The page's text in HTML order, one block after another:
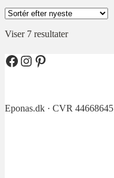
12-14 år
OneSize
Lille
6-7 år
XXXXL
Viser 7 resultaterSorteret
Facebook
Instagram
Pinterest
Eponas.dk · CVR 44668645